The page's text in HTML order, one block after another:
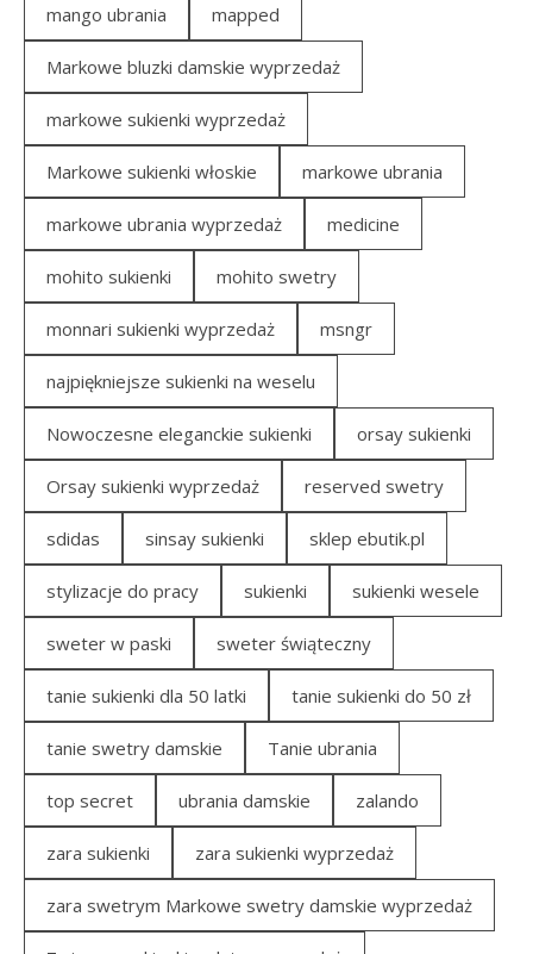
mango ubrania mapped
Markowe bluzki damskie wyprzedaż
markowe sukienki wyprzedaż
Markowe sukienki włoskie markowe ubrania
markowe ubrania wyprzedaż medicine
mohito sukienki mohito swetry
monnari sukienki wyprzedaż msngr
najpiękniejsze sukienki na weselu
Nowoczesne eleganckie sukienki orsay sukienki
Orsay sukienki wyprzedaż reserved swetry
sdidas sinsay sukienki sklep ebutik.pl
stylizacje do pracy sukienki sukienki wesele
sweter w paski sweter świąteczny
tanie sukienki dla 50 latki tanie sukienki do 50 zł
tanie swetry damskie Tanie ubrania
top secret ubrania damskie zalando
zara sukienki zara sukienki wyprzedaż
zara swetrym Markowe swetry damskie wyprzedaż